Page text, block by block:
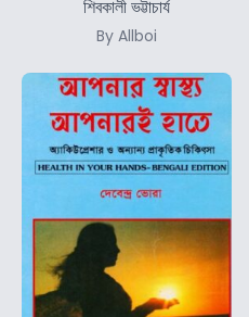
শিবকালী ভট্টাচার্য
By Allboi